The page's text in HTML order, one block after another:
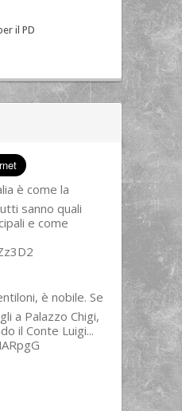
il PD
è come la
sanno quali
e come
è nobile. Se
a Palazzo Chigi,
il Conte Luigi...